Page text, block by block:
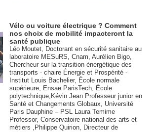
Vélo ou voiture électrique ? Comment
nos choix de mobilité impacteront la
santé publique
Léo Moutet, Doctorant en sécurité sanitaire au
laboratoire MESuRS, Cnam, Aurélien Bigo,
Chercheur sur la transition énergétique des
transports - chaire Énergie et Prospérité -
Institut Louis Bachelier, École normale
supérieure, Ensae ParisTech, École
polytechnique,Kévin Jean Professeur junior en
Santé et Changements Globaux, Université
Paris Dauphine – PSL Laura Temime
Professor, Conservatoire national des arts et
métiers ,Philippe Quirion, Directeur de